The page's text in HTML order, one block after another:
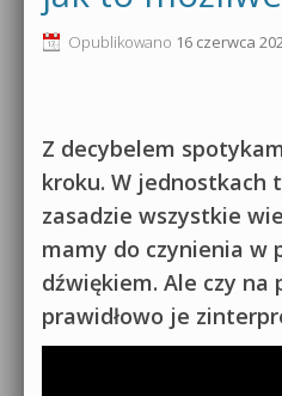
Produkcja muzyczna od
Sound Forge od podstaw
Dubstep z syntezatorem
Kontakt 5 Kompendium
Pakiety
0dB.pl - informacje
Materiały dla mediów
Archiwum aktualności
Polityka prywatności
Regulamin
Opublikowano 16 czerwca
Z decybelem
kroku. W jednostkach
zasadzie wszystkie
mamy do czynienia w
dźwiękiem. Ale czy
prawidłowo je